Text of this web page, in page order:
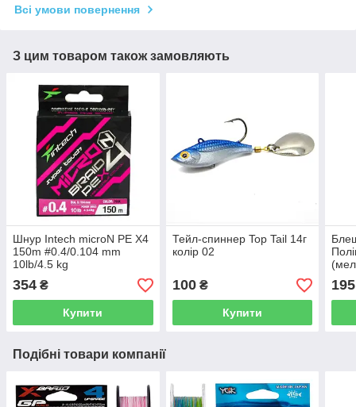
Всі умови повернення
З цим товаром також замовляють
Шнур Intech microN PE X4
150m #0.4/0.104 mm
10lb/4.5 kg
354 ₴
Купити
Тейл-спиннер Top Tail 14г
колір 02
100₴
Купити
195
Подібні товари компанії